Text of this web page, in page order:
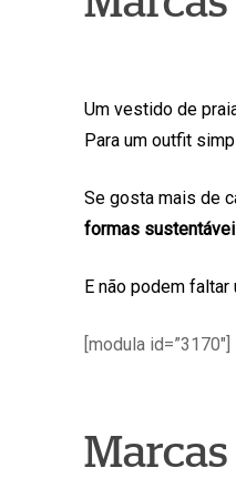
Um vestido de
Para um outfit
Se gosta mais de
formas
E não podem faltar
[modula id=”3170″]